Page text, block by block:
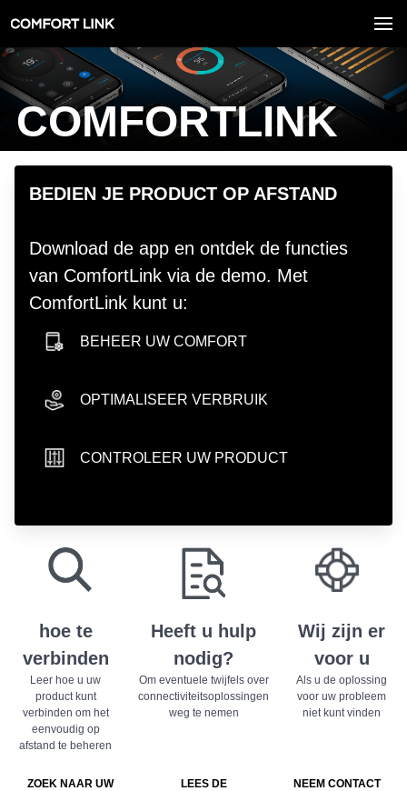
COMFORTLINK
BEDIEN JE PRODUCT OP AFSTAND
Download de app en ontdek de functies
van ComfortLink via de demo. Met
ComfortLink kunt u:
BEHEER UW COMFORT
OPTIMALISEER VERBRUIK
CONTROLEER UW PRODUCT
hoe te
verbinden
Leer hoe u uw
product kunt
verbinden om het
eenvoudig op
afstand te beheren
Heeft u hulp
nodig?
Om eventuele twijfels over
connectiviteitsoplossingen
weg te nemen
Wij zijn er
voor u
Als u de oplossing
voor uw probleem
niet kunt vinden
ZOEK NAAR UW
LEES DE
NEEM CONTACT